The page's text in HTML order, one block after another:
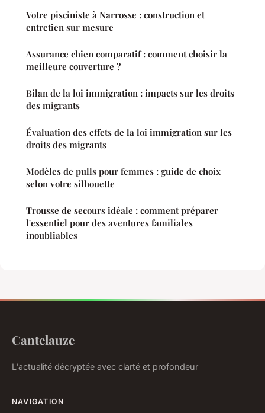
Votre pisciniste à Narrosse : construction et
entretien sur mesure
Assurance chien comparatif : comment choisir la
meilleure couverture ?
Bilan de la loi immigration : impacts sur les droits
des migrants
Évaluation des effets de la loi immigration sur les
droits des migrants
Modèles de pulls pour femmes : guide de choix
selon votre silhouette
Trousse de secours idéale : comment préparer
l'essentiel pour des aventures familiales
inoubliables
Cantelauze
L'actualité décryptée avec clarté et profondeur
NAVIGATION